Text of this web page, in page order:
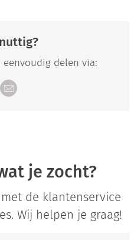
eenvoudig delen via:
je zocht?
de klantenservice
Wij helpen je graag!